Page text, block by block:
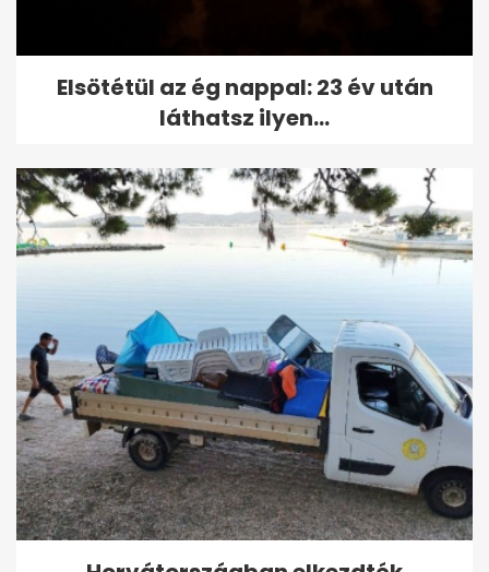
Elsötétül az ég nappal: 23 év után
láthatsz ilyen...